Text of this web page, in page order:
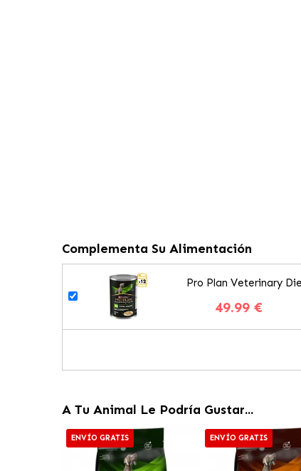
Complementa Su Alimentación
Pro Plan Veterinary
49.99 €
A Tu Animal Le Podría Gustar...
ENVÍO GRATIS ENVÍO GRATIS